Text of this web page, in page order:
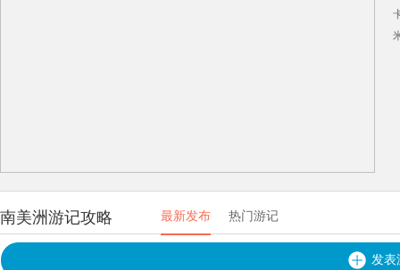
南美洲游记攻略 最新发布 热门游记
发表